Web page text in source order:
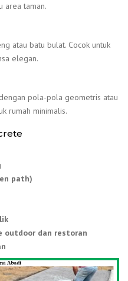
area taman.
atau batu bulat. Cocok untuk
elegan.
pola-pola geometris atau
rumah minimalis.
path)
outdoor dan restoran